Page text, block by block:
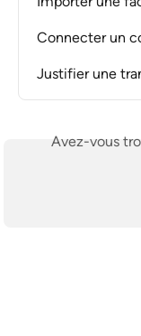
Connecter un
Justifier une
Avez-vous